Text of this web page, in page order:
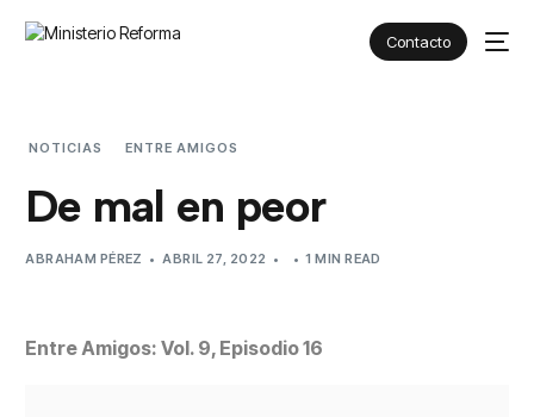
Contacto
NOTICIAS ENTRE AMIGOS
De mal en peor
ABRAHAM PÉREZ ABRIL 27, 2022 1 MIN READ
Entre Amigos: Vol. 9, Episodio 16